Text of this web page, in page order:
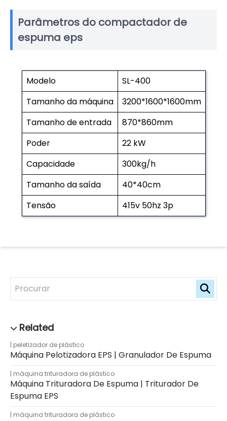
peletizador de plástico
Máquina Pelotizadora EPS | Granulador De Espuma
máquina trituradora de plástico
Máquina Trituradora De Espuma | Triturador De
Espuma EPS
máquina trituradora de plástico
Parâmetros do compactador de
espuma eps
Modelo
SL-400
Tamanho da máquina
3200*1600*1600mm
Tamanho de entrada
870*860mm
Poder
22 kW
Capacidade
300kg/h
Tamanho da saída
40*40cm
Tensão
415v 50hz 3p